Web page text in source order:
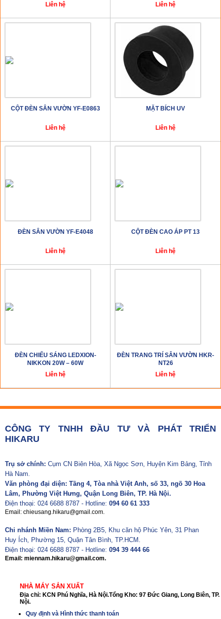
Liên hệ Liên hệ
CỘT ĐÈN SÂN VƯỜN YF-E0863
Liên hệ
MẶT BÍCH UV
Liên hệ
ĐÈN SÂN VƯỜN YF-E4048
Liên hệ
CỘT ĐÈN CAO ÁP PT 13
Liên hệ
ĐÈN CHIẾU SÁNG LEDXION-
NIKKON 20W – 60W
Liên hệ
ĐÈN TRANG TRÍ SÂN VƯỜN HKR-
NT26
Liên hệ
CÔNG TY TNHH ĐẦU TƯ VÀ PHÁT TRIỂN
HIKARU
Trụ sở chính: Cụm CN Biên Hòa, Xã Ngọc Sơn, Huyện Kim Bảng, Tỉnh
Hà Nam.
Văn phòng đại diện: Tầng 4, Tòa nhà Việt Anh, số 33, ngõ 30 Hoa
Lâm, Phường Việt Hưng, Quận Long Biên, TP. Hà Nội.
Điện thoại: 024 6688 8787 - Hotline: 094 60 61 333
Email: chieusang.hikaru@gmail.com.
Chi nhánh Miền Nam: Phòng 2B5, Khu căn hộ Phúc Yên, 31 Phan
Huy Ích, Phường 15, Quận Tân Bình, TP.HCM.
Điện thoại: 024 6688 8787 - Hotline: 094 39 444 66
Email: miennam.hikaru@gmail.com.
NHÀ MÁY SẢN XUẤT
Địa chỉ: KCN Phú Nghĩa, Hà Nội.Tổng Kho: 97 Đức Giang, Long Biên, TP.
Nội.
Quy định và Hình thức thanh toán